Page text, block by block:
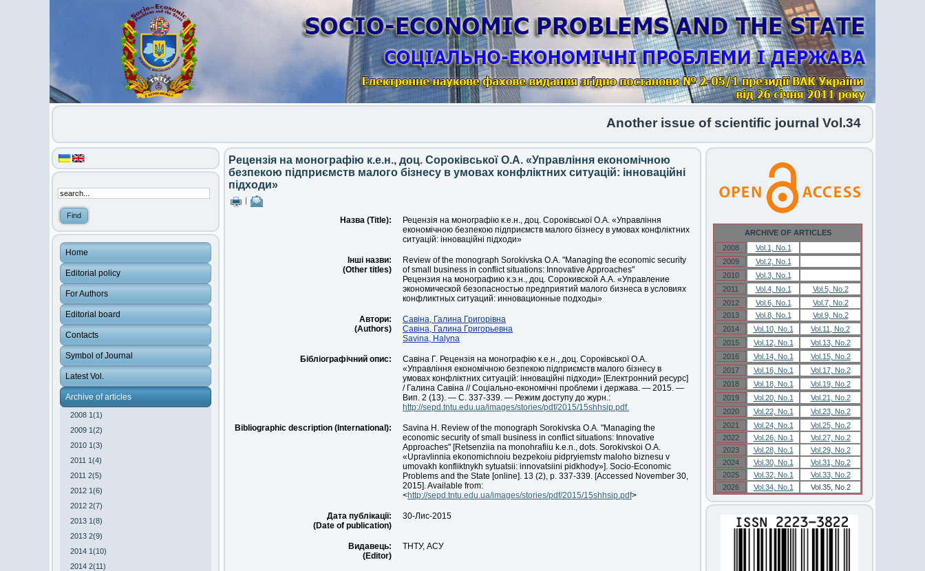
Another issue of scientific journal Vol.34 No.1 2026
Home
Editorial policy
For Authors
Editorial board
Contacts
Symbol of Journal
Latest Vol.
Archive of articles
2008 1(1)
2009 1(2)
2010 1(3)
2011 1(4)
2011 2(5)
2012 1(6)
2012 2(7)
2013 1(8)
2013 2(9)
2014 1(10)
2014 2(11)
Рецензія на монографію к.е.н., доц. Сороківської О.А. «Управління економічною
безпекою підприємств малого бізнесу в умовах конфліктних ситуацій: інноваційні
підходи»
Назва (Title):
Рецензія на монографію к.е.н., доц. Сороківської О.А. «Управління
економічною безпекою підприємств малого бізнесу в умовах конфліктних
ситуацій: інноваційні підходи»
Інші назви:
(Other titles)
Review of the monograph Sorokivska O.A. "Managing the economic security
of small business in conflict situations: Innovative Approaches"
Рецензия на монографию к.э.н., доц. Сорокивской А.А. «Управление
экономической безопасностью предприятий малого бизнеса в условиях
конфликтных ситуаций: инновационные подходы»
Автори:
(Authors)
Савіна, Галина Григорівна
Савіна, Галина Григорьевна
Savina, Halyna
Бібліографічний опис:
Савіна Г. Рецензія на монографію к.е.н., доц. Сороківської О.А.
«Управління економічною безпекою підприємств малого бізнесу в
умовах конфліктних ситуацій: інноваційні підходи» [Електронний ресурс]
/ Галина Савіна // Соціально-економічні проблеми і держава. — 2015. —
Вип. 2 (13). — С. 337-339. — Режим доступу до журн.:
http://sepd.tntu.edu.ua/images/stories/pdf/2015/15shhsip.pdf.
Bibliographic description (International):
Savina H. Review of the monograph Sorokivska O.A. "Managing the
economic security of small business in conflict situations: Innovative
Approaches" [Retsenziia na monohrafiiu k.e.n., dots. Sorokivskoi O.A.
«Upravlinnia ekonomichnoiu bezpekoiu pidpryiemstv maloho biznesu v
umovakh konfliktnykh sytuatsii: innovatsiini pidkhody»]. Socio-Economic
Problems and the State [online]. 13 (2), p. 337-339. [Accessed November 30,
2015]. Available from:
<http://sepd.tntu.edu.ua/images/stories/pdf/2015/15shhsip.pdf>
Дата публікації:
(Date of publication)
30-Лис-2015
Видавець:
(Editor)
ТНТУ, АСУ
ARCHIVE OF ARTICLES
2008
Vol.1, No.1
2009
Vol.2, No.1
2010
Vol.3, No.1
2011
Vol.4, No.1
Vol.5, No.2
2012
Vol.6, No.1
Vol.7, No.2
2013
Vol.8, No.1
Vol.9, No.2
2014
Vol.10, No.1
Vol.11, No.2
2015
Vol.12, No.1
Vol.13, No.2
2016
Vol.14, No.1
Vol.15, No.2
2017
Vol.16, No.1
Vol.17, No.2
2018
Vol.18, No.1
Vol.19, No.2
2019
Vol.20, No.1
Vol.21, No.2
2020
Vol.22, No.1
Vol.23, No.2
2021
Vol.24, No.1
Vol.25, No.2
2022
Vol.26, No.1
Vol.27, No.2
2023
Vol.28, No.1
Vol.29, No.2
2024
Vol.30, No.1
Vol.31, No.2
2025
Vol.32, No.1
Vol.33, No.2
2026
Vol.34, No.1 Vol.35, No.2